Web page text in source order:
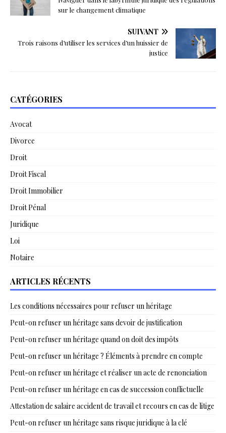
sur le changement climatique
SUIVANT
Trois raisons d’utiliser les services d’un huissier de
justice
CATÉGORIES
Avocat
Divorce
Droit
Droit Fiscal
Droit Immobilier
Droit Pénal
Juridique
Loi
Notaire
ARTICLES RÉCENTS
Les conditions nécessaires pour refuser un héritage
Peut-on refuser un héritage sans devoir de justification
Peut-on refuser un héritage quand on doit des impôts
Peut-on refuser un héritage ? Éléments à prendre en compte
Peut-on refuser un héritage et réaliser un acte de renonciation
Peut-on refuser un héritage en cas de succession conflictuelle
Attestation de salaire accident de travail et recours en cas de litige
Peut-on refuser un héritage sans risque juridique à la clé